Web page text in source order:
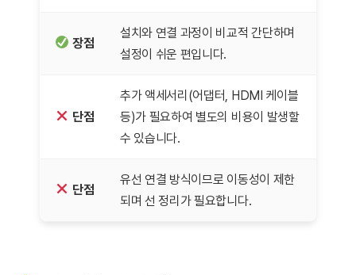
장점
설치와 연결 과정이 비교적 간단하며
설정이 쉬운 편입니다.
단점
추가 액세서리(어댑터, HDMI 케이블
등)가 필요하여 별도의 비용이 발생할
수 있습니다.
단점
유선 연결 방식이므로 이동성이 제한
되며 선 정리가 필요합니다.